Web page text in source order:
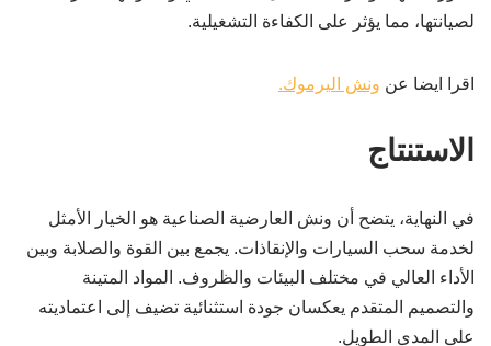
لصيانتها، مما يؤثر على الكفاءة التشغيلية.
اقرا ايضا عن ونش اليرموك.
الاستنتاج
في النهاية، يتضح أن ونش العارضية الصناعية هو الخيار الأمثل
لخدمة سحب السيارات والإنقاذات. يجمع بين القوة والصلابة وبين
الأداء العالي في مختلف البيئات والظروف. المواد المتينة
والتصميم المتقدم يعكسان جودة استثنائية تضيف إلى اعتماديته
على المدى الطويل.